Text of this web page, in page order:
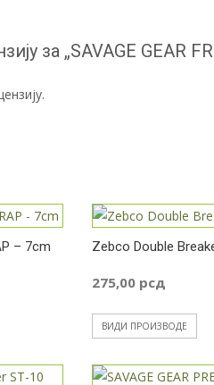
за „SAVAGE GEAR
– 7cm Zebco Double
275,00 рсд
ВИДИ ПРОИЗВОДЕ